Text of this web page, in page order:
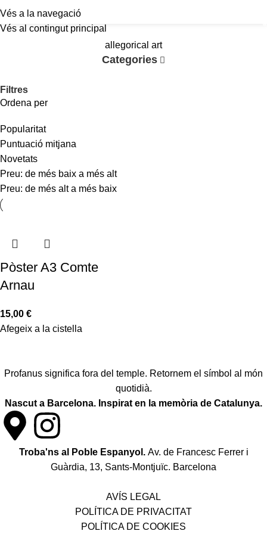
Vés a la navegació
Vés al contingut principal
allegorical art
Categories
Filtres
Ordena per
Popularitat
Puntuació mitjana
Novetats
Preu: de més baix a més alt
Preu: de més alt a més baix
Pòster A3 Comte
Arnau
15,00 €
Afegeix a la cistella
Profanus significa fora del temple. Retornem el símbol al món
quotidià.
Nascut a Barcelona. Inspirat en la memòria de Catalunya.
Troba'ns al Poble Espanyol. Av. de Francesc Ferrer i
Guàrdia, 13, Sants-Montjuïc. Barcelona
AVÍS LEGAL
POLÍTICA DE PRIVACITAT
POLÍTICA DE COOKIES